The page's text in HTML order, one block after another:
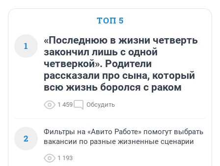
ТОП 5
1
«Последнюю в жизни четверть
закончил лишь с одной
четверкой». Родители
рассказали про сына, который
всю жизнь боролся с раком
1 459 Обсудить
2
Фильтры на «Авито Работе» помогут выбрать
вакансии по разные жизненные сценарии
1 193